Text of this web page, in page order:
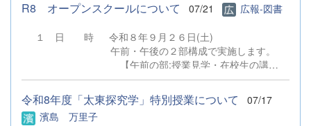
き続いての諸連絡では生徒指導部より闇バイ
トについての話など夏季休業中の留意点、キ
ャリア教育部より集団としての成長には個人
の伸長が必要であるなどの話や各学年につい
てのアドバイスなどがありました。 その
最後に生徒会本部 新役員任命式・旧役員退
任式が行われました。 【生徒の声】 校
ールについて
R8 オープンスクールについて 07/21 広報-図書
１ 日 時 令和８年９月２６日(土)
午前・午後の２部構成で実施します。
【午前の部:授業見学・在校生の講
演】 10：20～ 受付（第1体育
館） 10：35～11：20 授業見学（本
校 第3校時） 11：30～11：55 在校
生の講演（第１体育館）
令和8年度「太東探究学」特別授業について
07/17
濱島 万里子